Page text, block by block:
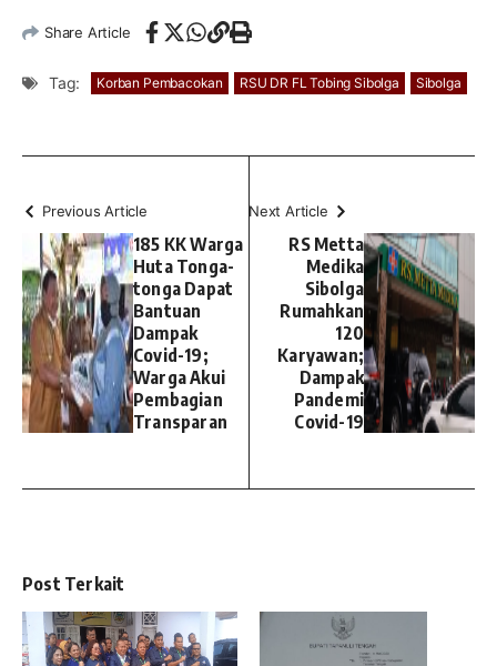
Share Article
Tag: Korban Pembacokan RSU DR FL Tobing Sibolga Sibolga
Previous Article
185 KK Warga
Huta Tonga-
tonga Dapat
Bantuan
Dampak
Covid-19;
Warga Akui
Pembagian
Transparan
Next Article
RS Metta
Medika
Sibolga
Rumahkan
120
Karyawan;
Dampak
Pandemi
Covid-19
Post Terkait